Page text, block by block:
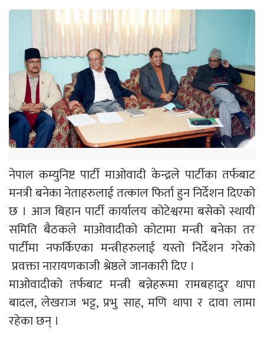
नेपाल कम्युनिष्ट पार्टी माओवादी केन्द्रले पार्टीका तर्फबाट
मनत्री बनेका नेताहरुलाई तत्काल फिर्ता हुन निर्देशन दिएको
छ । आज बिहान पार्टी कार्यालय कोटेश्वरमा बसेको स्थायी
समिति बैठकले माओवादीको कोटामा मन्त्री बनेका तर
पार्टीमा नफर्किएका मन्त्रीहरुलाई यस्तो निर्देशन गरेको
प्रवक्ता नारायणकाजी श्रेष्ठले जानकारी दिए ।
माओवादीको तर्फबाट मन्त्री बन्नेहरूमा रामबहादुर थापा
बादल, लेखराज भट्ट, प्रभु साह, मणि थापा र दावा लामा
रहेका छन् ।